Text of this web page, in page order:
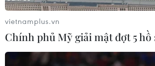
08/08/2026 15:01
nên ưu tiên sản xuất và đóng gói
vietnamplus.vn
Chính phủ Mỹ giải mật đợt 5 hồ